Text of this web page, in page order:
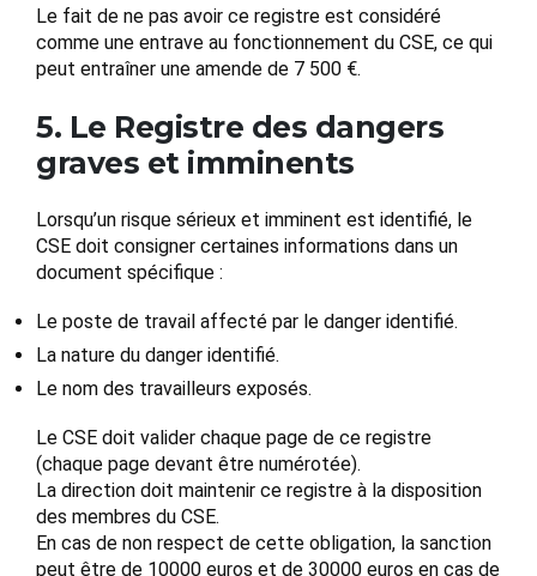
Le fait de ne pas avoir ce registre est considéré
comme une entrave au fonctionnement du CSE, ce qui
peut entraîner une amende de 7 500 €.
5. Le Registre des dangers
graves et imminents
Lorsqu’un risque sérieux et imminent est identifié, le
CSE doit consigner certaines informations dans un
document spécifique :
Le poste de travail affecté par le danger identifié.
La nature du danger identifié.
Le nom des travailleurs exposés.
Le CSE doit valider chaque page de ce registre
(chaque page devant être numérotée).
La direction doit maintenir ce registre à la disposition
des membres du CSE.
En cas de non respect de cette obligation, la sanction
peut être de 10000 euros et de 30000 euros en cas de